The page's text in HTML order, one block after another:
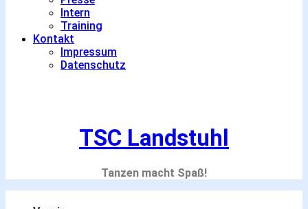
Intern
Training
Kontakt
Impressum
Datenschutz
TSC Landstuhl
Tanzen macht Spaß!